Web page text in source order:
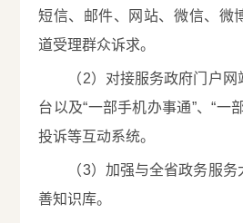
短信、邮件、网站、微信、微
道受理群众诉求。
（2）对接服务政府门户
台以及“一部手机办事通”、“一
投诉等互动系统。
（3）加强与全省政务服
善知识库。